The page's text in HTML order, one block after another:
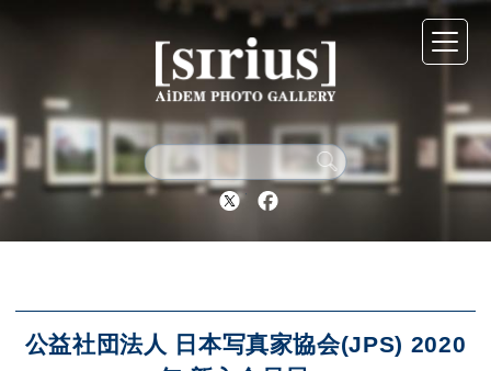
Twitter Facebook
公益社団法人 日本写真家協会(JPS) 2020
シリウスについて
展示スケジュール
アクセス